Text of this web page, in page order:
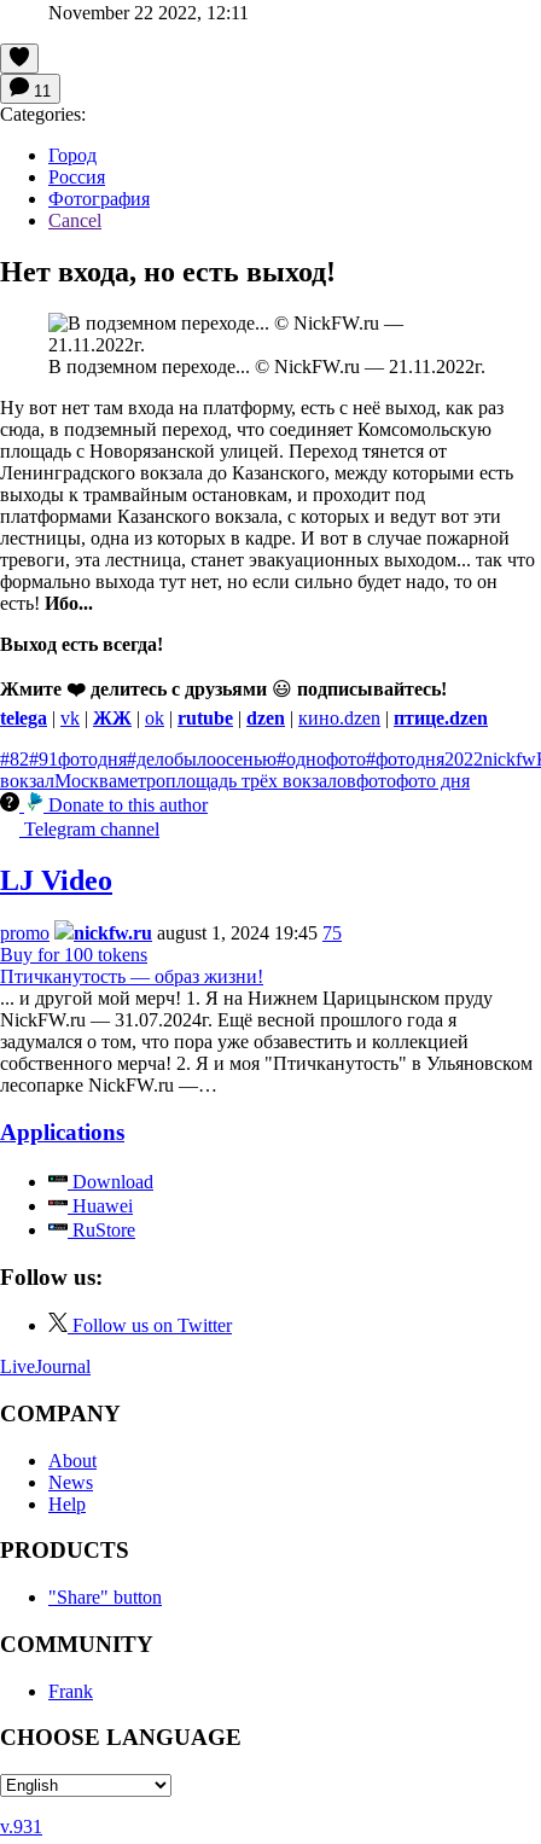
November 22 2022, 12:11
11
Categories:
Город
Россия
Фотография
Cancel
Нет входа, но есть выход!
В подземном переходе... © NickFW.ru — 21.11.2022г.
Ну вот нет там входа на платформу, есть с неё выход, как раз
сюда, в подземный переход, что соединяет Комсомольскую
площадь с Новорязанской улицей. Переход тянется от
Ленинградского вокзала до Казанского, между которыми есть
выходы к трамвайным остановкам, и проходит под
платформами Казанского вокзала, с которых и ведут вот эти
лестницы, одна из которых в кадре. И вот в случае пожарной
тревоги, эта лестница, станет эвакуационных выходом... так что
формально выхода тут нет, но если сильно будет надо, то он
есть! Ибо...
Выход есть всегда!
Жмите ❤️ делитесь с друзьями 😃 подписывайтесь!
telega | vk | ЖЖ | ok | rutube | dzen | кино.dzen | птице.dzen
#82#91фотодня#делобылоосенью#однофото#фотодня2022nickfw
вокзалМоскваметроплощадь трёх вокзаловфотофото дня
Donate to this author
Telegram channel
LJ Video
promo nickfw.ru august 1, 2024 19:45 75
Buy for 100 tokens
Птичканутость — образ жизни!
... и другой мой мерч! 1. Я на Нижнем Царицынском пруду
NickFW.ru — 31.07.2024г. Ещё весной прошлого года я
задумался о том, что пора уже обзавестить и коллекцией
собственного мерча! 2. Я и моя "Птичканутость" в Ульяновском
лесопарке NickFW.ru —…
Applications
Download
Huawei
RuStore
Follow us:
Follow us on Twitter
LiveJournal
COMPANY
About
News
Help
PRODUCTS
"Share" button
COMMUNITY
Frank
CHOOSE LANGUAGE
v.931